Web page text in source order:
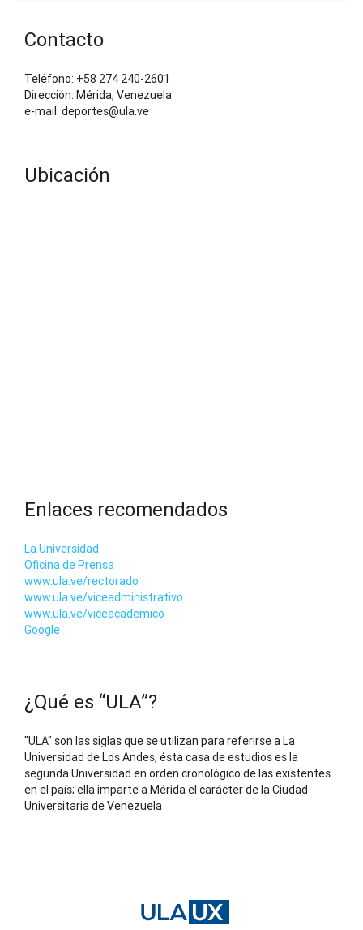
Contacto
Teléfono: +58 274 240-2601
Dirección: Mérida, Venezuela
e-mail: deportes@ula.ve
Ubicación
Enlaces recomendados
La Universidad
Oficina de Prensa
www.ula.ve/rectorado
www.ula.ve/viceadministrativo
www.ula.ve/viceacademico
Google
¿Qué es “ULA”?
"ULA" son las siglas que se utilizan para referirse a La
Universidad de Los Andes, ésta casa de estudios es la
segunda Universidad en orden cronológico de las existentes
en el país; ella imparte a Mérida el carácter de la Ciudad
Universitaria de Venezuela